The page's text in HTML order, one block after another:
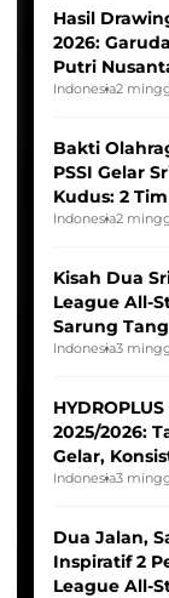
Hasil
2026:
Putri
Indonesia2
Bakti
PSSI Gelar
Kudus: 2
Tim Asia
Indonesia2
Kisah Dua
League All-
Sarung
Pernah
Indonesia3
2025/2026:
Gelar,
Indonesia3
Dua Jalan,
Inspiratif 2
League All-